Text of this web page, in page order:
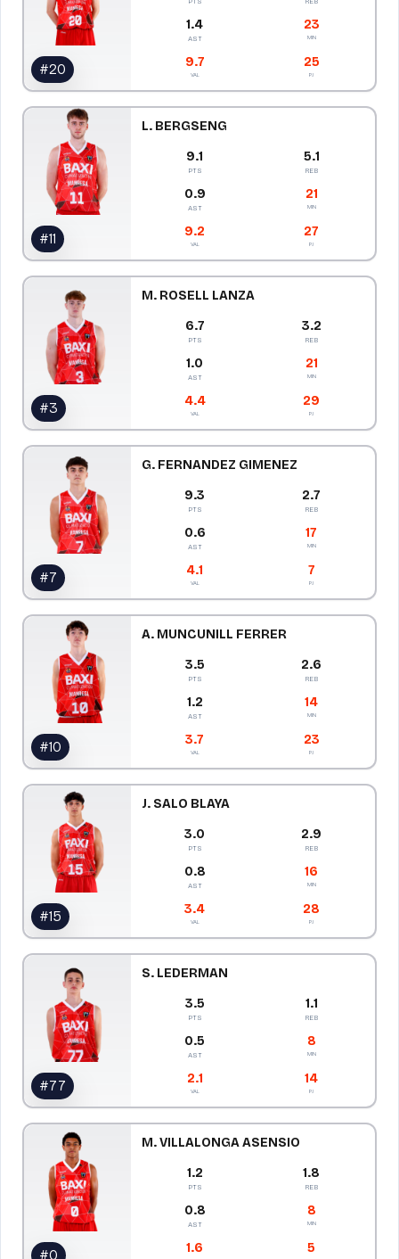
#20
1.4
AST
23
MIN
9.7
VAL
25
PJ
#11
L. BERGSENG
9.1
PTS
5.1
REB
0.9
AST
21
MIN
9.2
VAL
27
PJ
#3
M. ROSELL LANZA
6.7
PTS
3.2
REB
1.0
AST
21
MIN
4.4
VAL
29
PJ
#7
G. FERNANDEZ GIMENEZ
9.3
PTS
2.7
REB
0.6
AST
17
MIN
4.1
VAL
7
PJ
#10
A. MUNCUNILL FERRER
3.5
PTS
2.6
REB
1.2
AST
14
MIN
3.7
VAL
23
PJ
#15
J. SALO BLAYA
3.0
PTS
2.9
REB
0.8
AST
16
MIN
3.4
VAL
28
PJ
#77
S. LEDERMAN
3.5
PTS
1.1
REB
0.5
AST
8
MIN
2.1
VAL
14
PJ
#0
M. VILLALONGA ASENSIO
1.2
PTS
1.8
REB
0.8
AST
8
MIN
1.6 5